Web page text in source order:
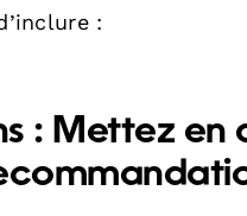
:
: Mettez en